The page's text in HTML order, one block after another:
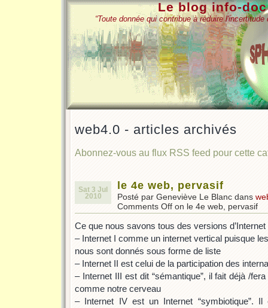
Le blog info-
“Toute donnée qui contribue à réduire
web4.0 - articles archivés
Abonnez-vous au flux RSS feed pour cette
Sat 3 Jul
2010
le 4e web, pervasif
Posté par Geneviève Le Blanc dans
Comments Off on le 4e web, pervasif
Ce que nous savons tous des versions d’Internet
– Internet I comme un internet vertical puisque
nous sont donnés sous forme de liste
– Internet II est celui de la participation des
– Internet III est dit “sémantique”, il fait déjà /
comme notre cerveau
– Internet IV est un Internet “symbiotique”.